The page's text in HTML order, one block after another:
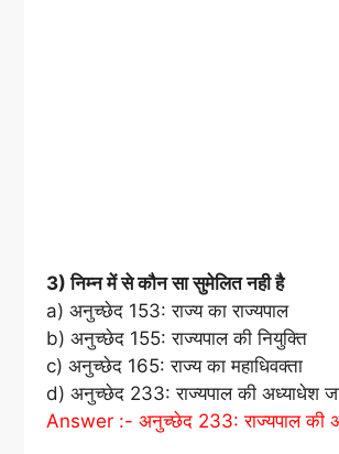
3) निम्न में से कौन सा सुमेलित नही है
a) अनुच्छेद 153: राज्य का राज्यपाल
b) अनुच्छेद 155: राज्यपाल की नियुक्ति
c) अनुच्छेद 165: राज्य का महाधिवक्ता
d) अनुच्छेद 233: राज्यपाल की अध्याधेश
Answer :- अनुच्छेद 233: राज्यपाल की